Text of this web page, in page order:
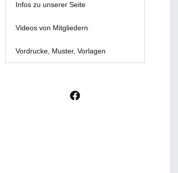
Infos zu unserer Seite
Videos von Mitgliedern
Vordrucke, Muster, Vorlagen
F
a